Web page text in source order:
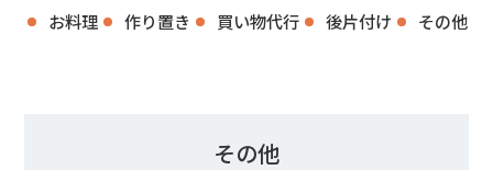
お料理 作り置き 買い物代行 後片付け その他
その他